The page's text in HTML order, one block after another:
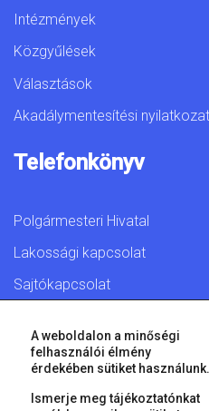
Intézmények
Közgyűlések
Választások
Akadálymentesítési nyilatkozat
Telefonkönyv
Polgármesteri Hivatal
Lakossági kapcsolat
Sajtókapcsolat
© 2026 Győr Megyei Jogú
A weboldalon a minőségi
felhasználói élmény
érdekében sütiket használunk.
Ismerje meg tájékoztatónkat